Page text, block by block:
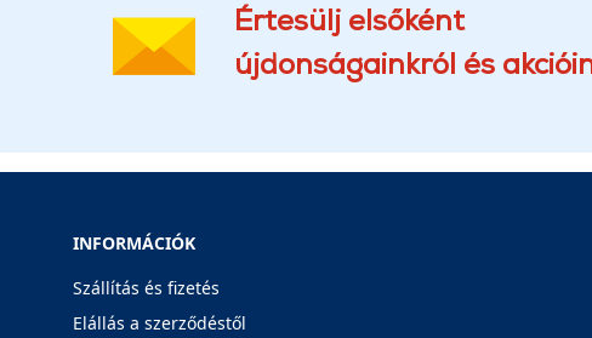
Értesülj elsőként
újdonságainkról és
INFORMÁCIÓK
Szállítás és fizetés
Elállás a szerződéstől